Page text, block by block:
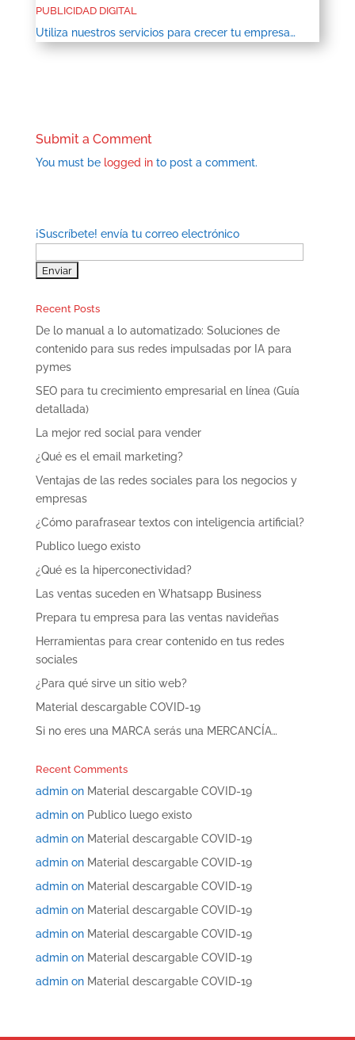
PUBLICIDAD DIGITAL
Utiliza nuestros servicios para crecer tu empresa…
Submit a Comment
You must be logged into post a comment.
¡Suscríbete! envía tu correo electrónico
Recent Posts
De lo manual a lo automatizado: Soluciones de
contenido para sus redes impulsadas por IA para
pymes
SEO para tu crecimiento empresarial en línea (Guía
detallada)
La mejor red social para vender
¿Qué es el email marketing?
Ventajas de las redes sociales para los negocios y
empresas
¿Cómo parafrasear textos con inteligencia artificial?
Publico luego existo
¿Qué es la hiperconectividad?
Las ventas suceden en Whatsapp Business
Prepara tu empresa para las ventas navideñas
Herramientas para crear contenido en tus redes
sociales
¿Para qué sirve un sitio web?
Material descargable COVID-19
Si no eres una MARCA serás una MERCANCÍA…
Recent Comments
adminon Material descargable COVID-19
adminon Publico luego existo
adminon Material descargable COVID-19
adminon Material descargable COVID-19
adminon Material descargable COVID-19
adminon Material descargable COVID-19
adminon Material descargable COVID-19
adminon Material descargable COVID-19
adminon Material descargable COVID-19